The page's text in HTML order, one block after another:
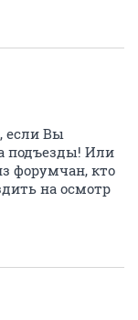
если Вы
подъезды! Или
форумчан, кто
на осмотр